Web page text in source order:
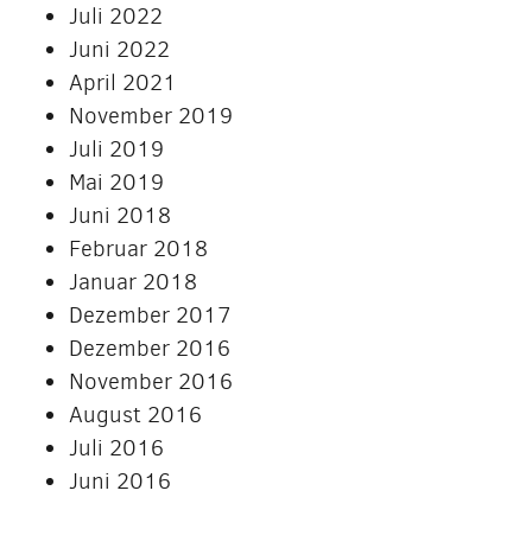
Juli 2022
Juni 2022
April 2021
November 2019
Juli 2019
Mai 2019
Juni 2018
Februar 2018
Januar 2018
Dezember 2017
Dezember 2016
November 2016
August 2016
Juli 2016
Juni 2016